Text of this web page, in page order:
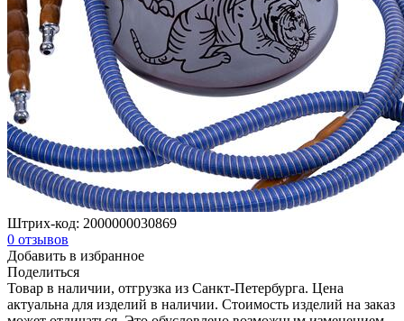
Штрих-код: 2000000030869
0 отзывов
Добавить в избранное
Поделиться
Товар в наличии, отгрузка из Санкт-Петербурга. Цена
актуальна для изделий в наличии. Стоимость изделий на заказ